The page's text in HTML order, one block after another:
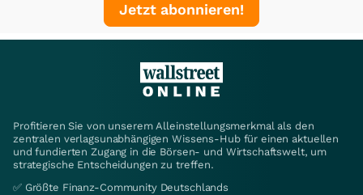
Jetzt abonnieren!
Profitieren Sie von unserem Alleinstellungsmerkmal als den
zentralen verlagsunabhängigen Wissens-Hub für einen aktuellen
und fundierten Zugang in die Börsen- und Wirtschaftswelt, um
strategische Entscheidungen zu treffen.
✅ Größte Finanz-Community Deutschlands